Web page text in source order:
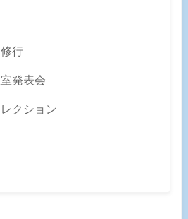
行
発表会
クション